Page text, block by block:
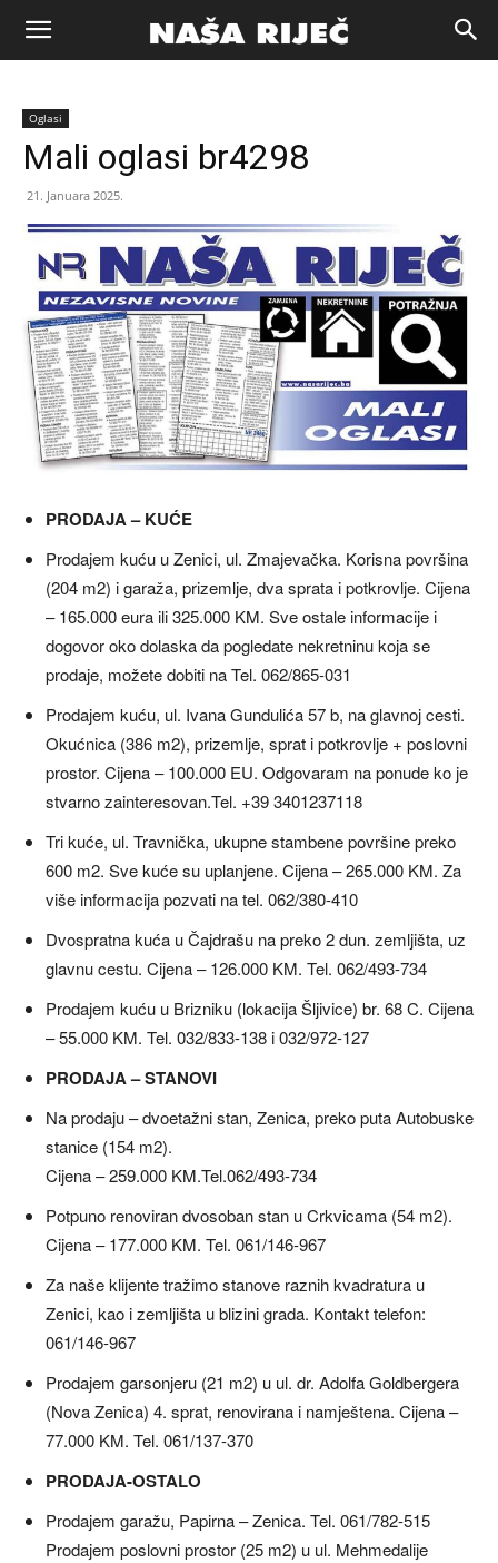
Naša
riječ
Zenica
Oglasi
Mali oglasi br4298
21. Januara 2025.
PRODAJA – KUĆE
Prodajem kuću u Zenici, ul. Zmajevačka. Korisna površina
(204 m2) i garaža, prizemlje, dva sprata i potkrovlje. Cijena
– 165.000 eura ili 325.000 KM. Sve ostale informacije i
dogovor oko dolaska da pogledate nekretninu koja se
prodaje, možete dobiti na Tel. 062/865-031
Prodajem kuću, ul. Ivana Gundulića 57 b, na glavnoj cesti.
Okućnica (386 m2), prizemlje, sprat i potkrovlje + poslovni
prostor. Cijena – 100.000 EU. Odgovaram na ponude ko je
stvarno zainteresovan.Tel. +39 3401237118
Tri kuće, ul. Travnička, ukupne stambene površine preko
600 m2. Sve kuće su uplanjene. Cijena – 265.000 KM. Za
više informacija pozvati na tel. 062/380-410
Dvospratna kuća u Čajdrašu na preko 2 dun. zemljišta, uz
glavnu cestu. Cijena – 126.000 KM. Tel. 062/493-734
Prodajem kuću u Brizniku (lokacija Šljivice) br. 68 C. Cijena
– 55.000 KM. Tel. 032/833-138 i 032/972-127
PRODAJA – STANOVI
Na prodaju – dvoetažni stan, Zenica, preko puta Autobuske
stanice (154 m2).
Cijena – 259.000 KM.Tel.062/493-734
Potpuno renoviran dvosoban stan u Crkvicama (54 m2).
Cijena – 177.000 KM. Tel. 061/146-967
Za naše klijente tražimo stanove raznih kvadratura u
Zenici, kao i zemljišta u blizini grada. Kontakt telefon:
061/146-967
Prodajem garsonjeru (21 m2) u ul. dr. Adolfa Goldbergera
(Nova Zenica) 4. sprat, renovirana i namještena. Cijena –
77.000 KM. Tel. 061/137-370
PRODAJA-OSTALO
Prodajem garažu, Papirna – Zenica. Tel. 061/782-515
Prodajem poslovni prostor (25 m2) u ul. Mehmedalije